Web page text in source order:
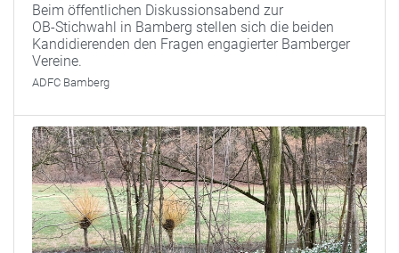
Beim öffentlichen Diskussionsabend zur
OB‑Stichwahl in Bamberg stellen sich die beiden
Kandidierenden den Fragen engagierter Bamberger
Vereine.
ADFC Bamberg